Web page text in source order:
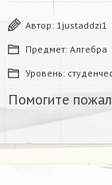
Автор: 1justaddzi1
Предмет: Алгебра
Уровень:
Помогите